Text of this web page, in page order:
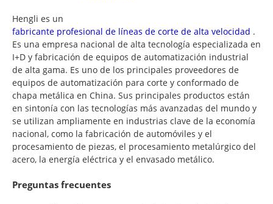
Hengli es un
fabricante profesional de líneas de corte de alta velocidad .
Es una empresa nacional de alta tecnología especializada en
I+D y fabricación de equipos de automatización industrial
de alta gama. Es uno de los principales proveedores de
equipos de automatización para corte y conformado de
chapa metálica en China. Sus principales productos están
en sintonía con las tecnologías más avanzadas del mundo y
se utilizan ampliamente en industrias clave de la economía
nacional, como la fabricación de automóviles y el
procesamiento de piezas, el procesamiento metalúrgico del
acero, la energía eléctrica y el envasado metálico.
Preguntas frecuentes